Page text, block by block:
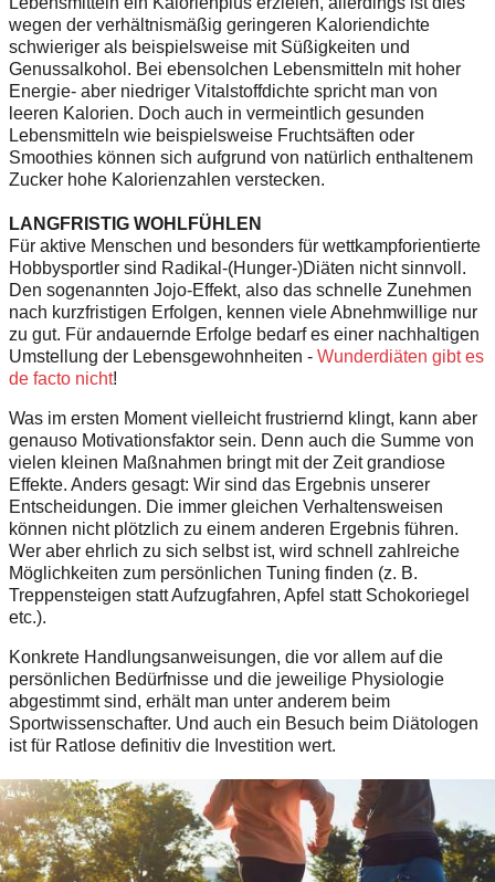
wegen der verhältnismäßig geringeren Kaloriendichte
schwieriger als beispielsweise mit Süßigkeiten und
Genussalkohol. Bei ebensolchen Lebensmitteln mit hoher
Energie- aber niedriger Vitalstoffdichte spricht man von
leeren Kalorien. Doch auch in vermeintlich gesunden
Lebensmitteln wie beispielsweise Fruchtsäften oder
Smoothies können sich aufgrund von natürlich enthaltenem
Zucker hohe Kalorienzahlen verstecken.
LANGFRISTIG WOHLFÜHLEN
Für aktive Menschen und besonders für wettkampforientierte
Hobbysportler sind Radikal-(Hunger-)Diäten nicht sinnvoll.
Den sogenannten Jojo-Effekt, also das schnelle Zunehmen
nach kurzfristigen Erfolgen, kennen viele Abnehmwillige nur
zu gut. Für andauernde Erfolge bedarf es einer nachhaltigen
Umstellung der Lebensgewohnheiten - Wunderdiäten gibt es
de facto nicht!
Was im ersten Moment vielleicht frustriernd klingt, kann aber
genauso Motivationsfaktor sein. Denn auch die Summe von
vielen kleinen Maßnahmen bringt mit der Zeit grandiose
Effekte. Anders gesagt: Wir sind das Ergebnis unserer
Entscheidungen. Die immer gleichen Verhaltensweisen
können nicht plötzlich zu einem anderen Ergebnis führen.
Wer aber ehrlich zu sich selbst ist, wird schnell zahlreiche
Möglichkeiten zum persönlichen Tuning finden (z. B.
Treppensteigen statt Aufzugfahren, Apfel statt Schokoriegel
etc.).
Konkrete Handlungsanweisungen, die vor allem auf die
persönlichen Bedürfnisse und die jeweilige Physiologie
abgestimmt sind, erhält man unter anderem beim
Sportwissenschafter. Und auch ein Besuch beim Diätologen
ist für Ratlose definitiv die Investition wert.